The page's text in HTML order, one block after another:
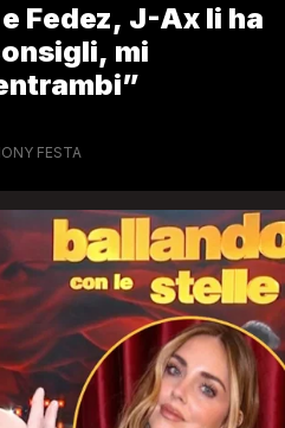
Fedez, J-Ax li ha
mi
FESTA